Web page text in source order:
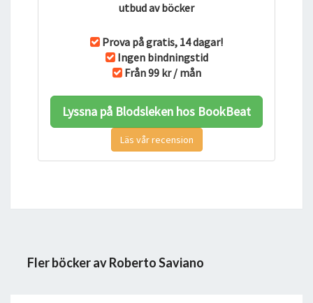
utbud av böcker
Prova på gratis, 14 dagar!
Ingen bindningstid
Från 99 kr / mån
Lyssna på Blodsleken hos BookBeat
Läs vår recension
Fler böcker av Roberto Saviano